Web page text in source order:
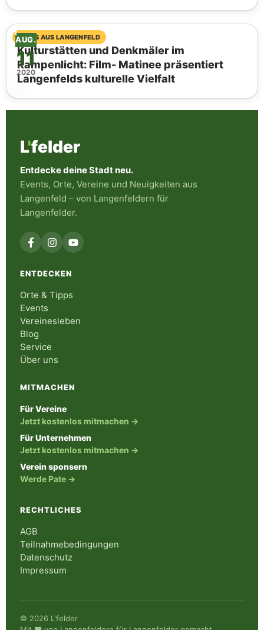
AUG.
11
2020
NEWS AUS LANGENFELD
06. Juli 2023
Kulturstätten und Denkmäler im
Rampenlicht: Film- Matinee präsentiert
Langenfelds kulturelle Vielfalt
L'felder
Entdecke deine Stadt neu.
Events, Orte, Vereine und Neuigkeiten aus
Langenfeld – von Langenfeldern für
Langenfelder.
ENTDECKEN
Orte & Tipps
Events
Vereinesleben
Blog
Service
Über uns
MITMACHEN
Für Vereine
Jetzt kostenlos mitmachen →
Für Unternehmen
Jetzt kostenlos mitmachen →
Verein sponsern
Werde Pate →
RECHTLICHES
AGB
Teilnahmebedingungen
Datenschutz
Impressum
© 2026 L'felder